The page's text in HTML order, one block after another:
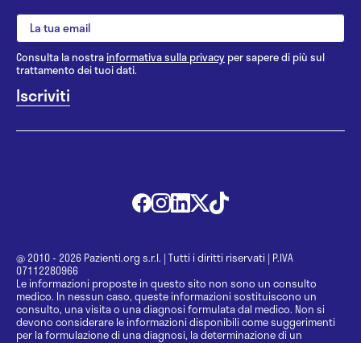
Consulta la nostrainformativa sulla privacy per sapere di più sul
trattamento dei tuoi dati.
@ 2010 - 2026 Pazienti.org s.r.l. | Tutti i diritti riservati | P.IVA
07112280966
Le informazioni proposte in questo sito non sono un consulto
medico. In nessun caso, queste informazioni sostituiscono un
consulto, una visita o una diagnosi formulata dal medico. Non si
devono considerare le informazioni disponibili come suggerimenti
per la formulazione di una diagnosi, la determinazione di un